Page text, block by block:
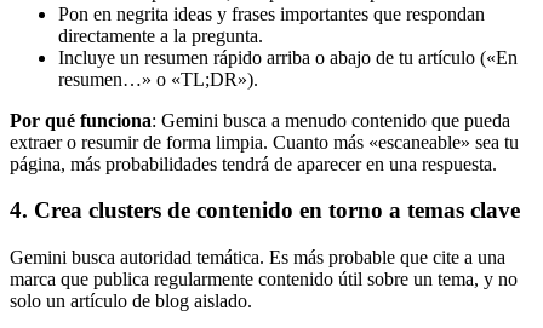
Pon en negrita ideas y frases importantes que respondan
directamente a la pregunta.
Incluye un resumen rápido arriba o abajo de tu artículo («En
resumen…» o «TL;DR»).
Por qué funciona: Gemini busca a menudo contenido que pueda
extraer o resumir de forma limpia. Cuanto más «escaneable» sea tu
página, más probabilidades tendrá de aparecer en una respuesta.
4. Crea clusters de contenido en torno a temas clave
Gemini busca autoridad temática. Es más probable que cite a una
marca que publica regularmente contenido útil sobre un tema, y no
solo un artículo de blog aislado.